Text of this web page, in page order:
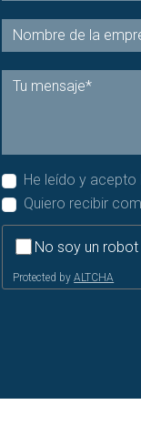
He leído y acepto
Quiero recibir
No soy un robot
Protected byALTCHA